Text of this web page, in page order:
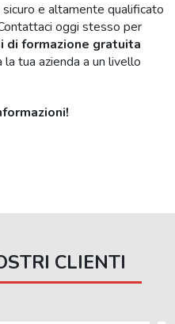
e altamente qualificato
oggi stesso per
di formazione gratuita
la tua azienda a un livello
CLIENTI